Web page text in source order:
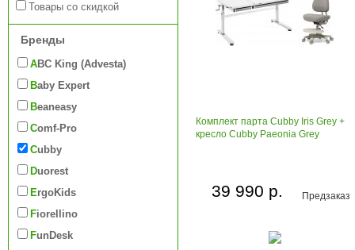
Товары со скидкой
Бренды
ABC King (Advesta)
Baby Expert
Beaneasy
Comf-Pro
Cubby
Duorest
ErgoKids
Fiorellino
FunDesk
Комплект парта Cubby Iris Grey +
кресло Cubby Paeonia Grey
Предзаказ
39 990 р.